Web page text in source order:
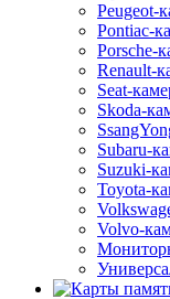
Peugeot-
Pontiac-
Porsche-
Renault-
Seat-
Skoda-
Subaru-
Suzuki-
Toyota-
Volvo-